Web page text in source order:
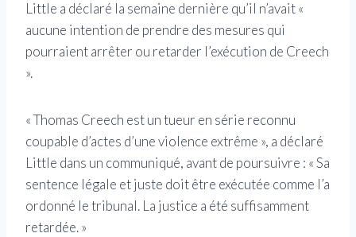
Little a déclaré la semaine dernière qu’il n’avait «
aucune intention de prendre des mesures qui
pourraient arrêter ou retarder l’exécution de Creech
».
« Thomas Creech est un tueur en série reconnu
coupable d’actes d’une violence extrême », a déclaré
Little dans un communiqué, avant de poursuivre : « Sa
sentence légale et juste doit être exécutée comme l’a
ordonné le tribunal. La justice a été suffisamment
retardée. »